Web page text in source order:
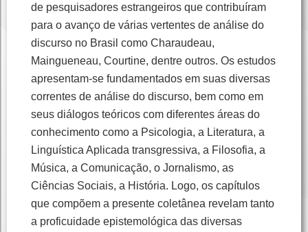
de pesquisadores estrangeiros que contribuíram
para o avanço de várias vertentes de análise do
discurso no Brasil como Charaudeau,
Maingueneau, Courtine, dentre outros. Os estudos
apresentam-se fundamentados em suas diversas
correntes de análise do discurso, bem como em
seus diálogos teóricos com diferentes áreas do
conhecimento como a Psicologia, a Literatura, a
Linguística Aplicada transgressiva, a Filosofia, a
Música, a Comunicação, o Jornalismo, as
Ciências Sociais, a História. Logo, os capítulos
que compõem a presente coletânea revelam tanto
a proficuidade epistemológica das diversas